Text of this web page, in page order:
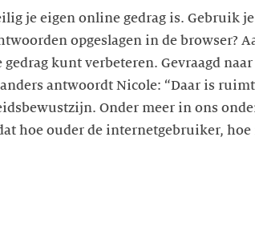
je eigen online gedrag is. Gebruik
opgeslagen in de browser?
kunt verbeteren. Gevraagd
antwoordt Nicole: “Daar is
Onder meer in ons
hoe ouder de internetgebruiker, hoe